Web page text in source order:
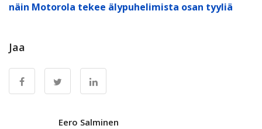
näin Motorola tekee älypuhelimista osan tyyliä
Jaa
Eero Salminen